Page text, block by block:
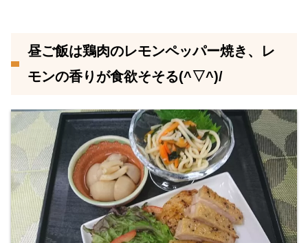
昼ご飯は鶏肉のレモンペッパー焼き、レ
モンの香りが食欲そそる(^▽^)/